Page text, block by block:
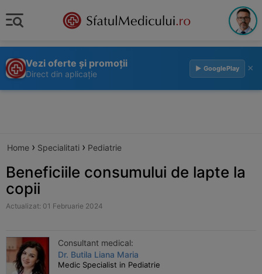
Vezi oferte și promoții
Direct din aplicație
▶ GooglePlay ×
Home › Specialitati › Pediatrie
Beneficiile consumului de lapte la
copii
Actualizat: 01 Februarie 2024
Consultant medical:
Dr. Butila Liana Maria
Medic Specialist in Pediatrie